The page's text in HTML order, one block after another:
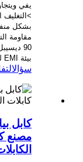
يفي
مقاومة
بيئة EMI لفحص الإشارة عالية المستوى والسرية
سؤال
مصنع